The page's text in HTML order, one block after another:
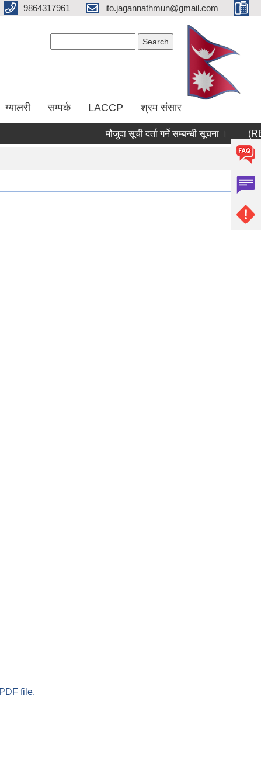
9864317961 ito.jagannathmun@gmail.com
ग्यालरी सम्पर्क LACCP श्रम संसार
मौजुदा सूची दर्ता गर्ने सम्बन्धी सूचना ।
file.